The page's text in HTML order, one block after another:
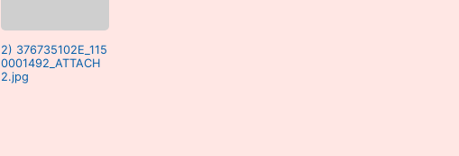
2) 376735102E_115
0001492_ATTACH
2.jpg